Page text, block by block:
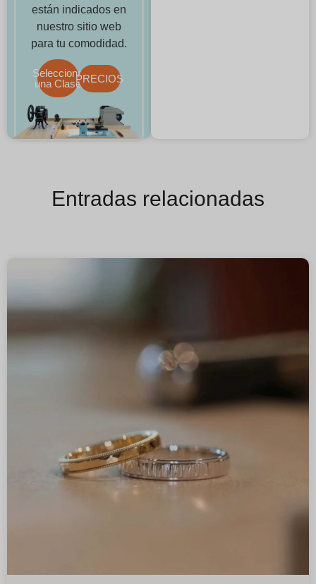
están indicados en
nuestro sitio web
para tu comodidad.
Selecciona
una ClasePRECIOS
Entradas relacionadas